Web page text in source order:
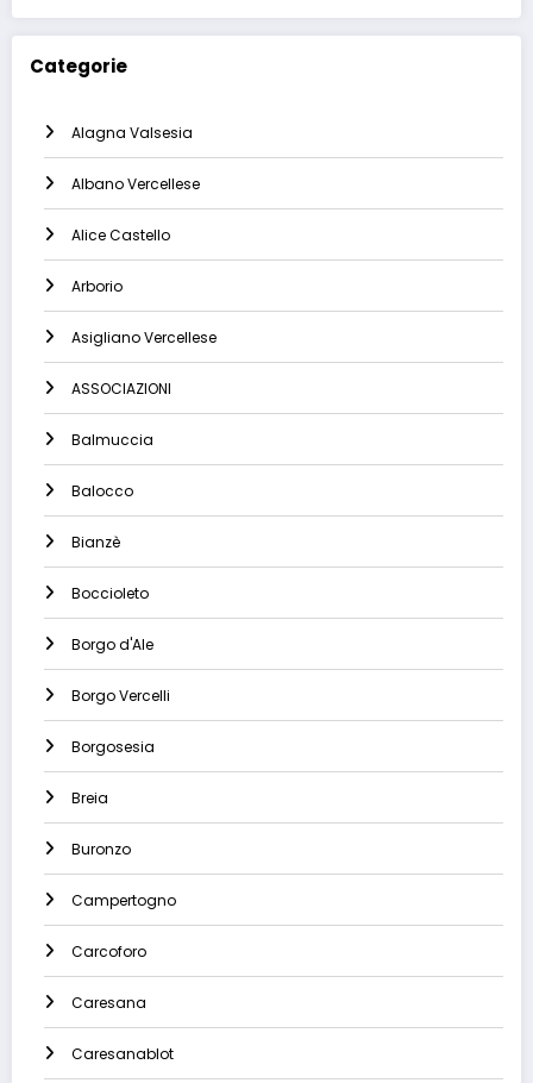
Categorie
Alagna Valsesia
Albano Vercellese
Alice Castello
Arborio
Asigliano Vercellese
ASSOCIAZIONI
Balmuccia
Balocco
Bianzè
Boccioleto
Borgo d'Ale
Borgo Vercelli
Borgosesia
Breia
Buronzo
Campertogno
Carcoforo
Caresana
Caresanablot